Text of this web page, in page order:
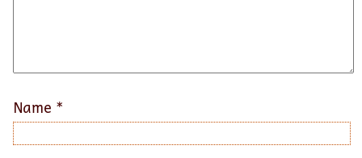
Name *